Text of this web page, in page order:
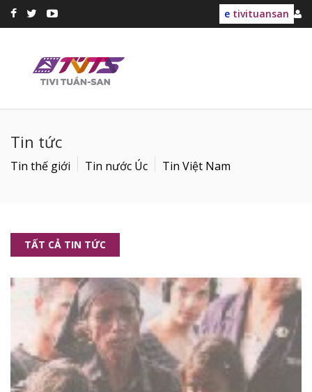
e tivituansan
Tin tức
Tin thế giới Tin nước Úc Tin Việt Nam
TẤT CẢ TIN TỨC